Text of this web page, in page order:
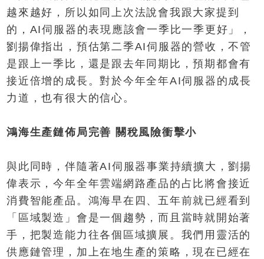
越來越好，所以如同上次法說會我跟大家提到
的，AI伺服器的表現應該會一季比一季更好」，
劉揚偉指出，預估第二季AI伺服器的營收，不管
是跟上一季比，還是跟去年同期比，預期都會有
接近倍增的成長。對於今年全年AI伺服器的成長
力道，也有很大的信心。
鴻海生產鏈佈局完善 關稅風險衝擊小
與此同時，伴隨著AI伺服器事業持續擴大，劉揚
偉表示，今年全年雲端網路產品的占比將會接近
消費智能產品。鴻海早在四、五年前就已經看到
「區域製造」會是一個趨勢，而且當時就開始著
手，把製造能力往各個區域擴展。我們用靈活的
供應鏈管理，加上在地生產的策略，現在已經在